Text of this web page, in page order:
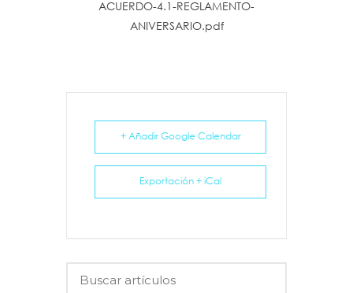
ACUERDO-4.1-REGLAMENTO-
ANIVERSARIO.pdf
+ Añadir Google Calendar
Exportación + iCal